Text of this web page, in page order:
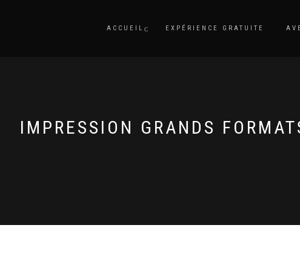
ACCUEIL EXPÉRIENCE GRATUITE
IMPRESSION GRANDS